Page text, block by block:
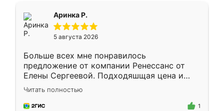
Аринка Р.
5 августа 2026
Больше всех мне понравилось
предложение от компании Ренессанс от
Елены Сергеевой. Подходяшщая цена и
короткие сроки изготовления. Приехавший
для замера сотрудник Владислав
предложил по моему эскизу самый
Читать полностью
1